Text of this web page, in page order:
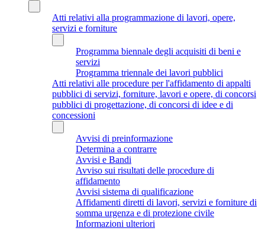
Atti relativi alla programmazione di lavori, opere,
servizi e forniture
Programma biennale degli acquisiti di beni e
servizi
Programma triennale dei lavori pubblici
Atti relativi alle procedure per l'affidamento di appalti
pubblici di servizi, forniture, lavori e opere, di concorsi
pubblici di progettazione, di concorsi di idee e di
concessioni
Avvisi di preinformazione
Determina a contrarre
Avvisi e Bandi
Avviso sui risultati delle procedure di
affidamento
Avvisi sistema di qualificazione
Affidamenti diretti di lavori, servizi e forniture di
somma urgenza e di protezione civile
Informazioni ulteriori